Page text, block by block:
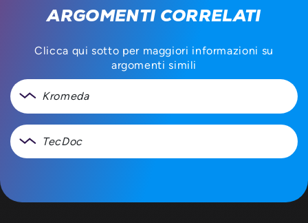
ARGOMENTI CORRELATI
Clicca qui sotto per maggiori informazioni su
argomenti simili
Kromeda
TecDoc